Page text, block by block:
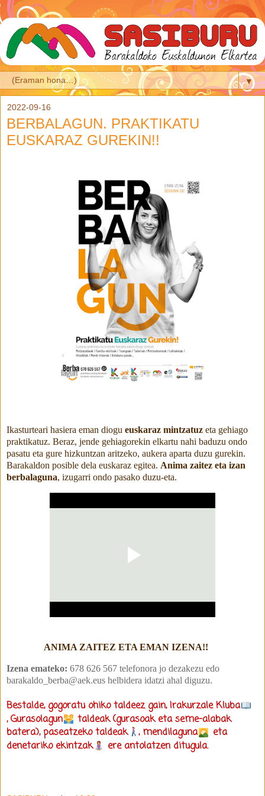
▼
2022-09-16
BERBALAGUN. PRAKTIKATU
EUSKARAZ GUREKIN!!
Ikasturteari hasiera eman diogu euskaraz mintzatuz eta gehiago
praktikatuz. Beraz, jende gehiagorekin elkartu nahi baduzu ondo
pasatu eta gure hizkuntzan aritzeko, aukera aparta duzu gurekin.
Barakaldon posible dela euskaraz egitea. Anima zaitez eta izan
berbalaguna, izugarri ondo pasako duzu-eta.
ANIMA ZAITEZ ETA EMAN IZENA!!
Izena emateko: 678 626 567 telefonora jo dezakezu edo
barakaldo_berba@aek.eus helbidera idatzi ahal diguzu.
Bestalde, gogoratu ohiko taldeez gain,Irakurzale Kluba
,Gurasolagun
taldeak (gurasoak eta seme-alabak
batera), paseatzeko taldeak , mendilaguna
eta
denetariko ekintzak ere antolatzen ditugula.